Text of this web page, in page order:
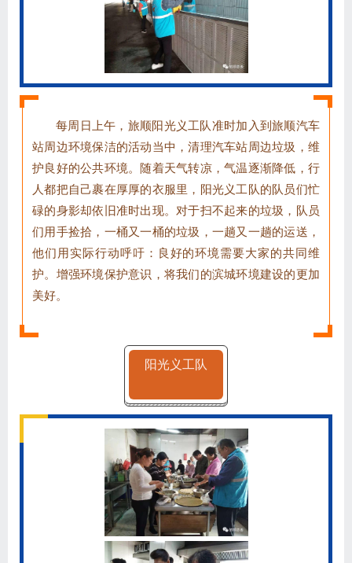
每周日上午，旅顺阳光义工队准时加入到旅顺汽车
站周边环境保洁的活动当中，清理汽车站周边垃圾，维
护良好的公共环境。随着天气转凉，气温逐渐降低，行
人都把自己裹在厚厚的衣服里，阳光义工队的队员们忙
碌的身影却依旧准时出现。对于扫不起来的垃圾，队员
们用手捡拾，一桶又一桶的垃圾，一趟又一趟的运送，
他们用实际行动呼吁：良好的环境需要大家的共同维
护。增强环境保护意识，将我们的滨城环境建设的更加
美好。
阳光义工队